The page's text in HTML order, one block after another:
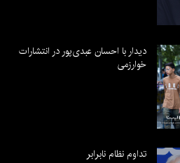
دیدار با احسان عبدی‌پور در انتشارات
خوارزمی
تداوم نظام نابرابر